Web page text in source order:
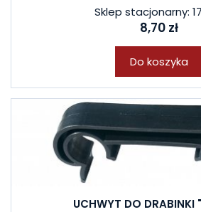
Sklep stacjonarny:
8,70 zł
Do koszyka
UCHWYT DO DRABINKI